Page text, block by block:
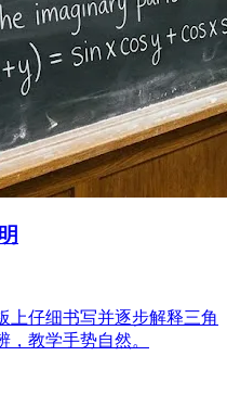
上仔细书写并逐步解释三角
教学手势自然。